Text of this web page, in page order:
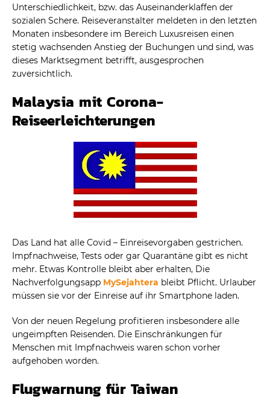
Unterschiedlichkeit, bzw. das Auseinanderklaffen der
sozialen Schere. Reiseveranstalter meldeten in den letzten
Monaten insbesondere im Bereich Luxusreisen einen
stetig wachsenden Anstieg der Buchungen und sind, was
dieses Marktsegment betrifft, ausgesprochen
zuversichtlich.
Malaysia mit Corona-
Reiseerleichterungen
Das Land hat alle Covid – Einreisevorgaben gestrichen.
Impfnachweise, Tests oder gar Quarantäne gibt es nicht
mehr. Etwas Kontrolle bleibt aber erhalten, Die
Nachverfolgungsapp MySejahtera bleibt Pflicht. Urlauber
müssen sie vor der Einreise auf ihr Smartphone laden.
Von der neuen Regelung profitieren insbesondere alle
ungeimpften Reisenden. Die Einschränkungen für
Menschen mit Impfnachweis waren schon vorher
aufgehoben worden.
Flugwarnung für Taiwan